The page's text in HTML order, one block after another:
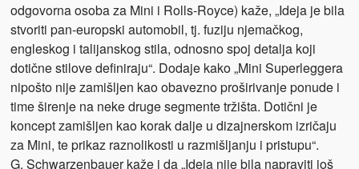
odgovorna osoba za Mini i Rolls-Royce) kaže, „Ideja je bila
stvoriti pan-europski automobil, tj. fuziju njemačkog,
engleskog i talijanskog stila, odnosno spoj detalja koji
dotične stilove definiraju“. Dodaje kako „Mini Superleggera
nipošto nije zamišljen kao obavezno proširivanje ponude i
time širenje na neke druge segmente tržišta. Dotični je
koncept zamišljen kao korak dalje u dizajnerskom izričaju
za Mini, te prikaz raznolikosti u razmišljanju i pristupu“.
G. Schwarzenbauer kaže i da „Ideja nije bila napraviti još